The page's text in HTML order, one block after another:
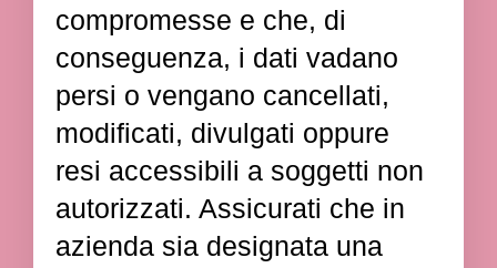
compromesse e che, di
conseguenza, i dati vadano
persi o vengano cancellati,
modificati, divulgati oppure
resi accessibili a soggetti non
autorizzati. Assicurati che in
azienda sia designata una